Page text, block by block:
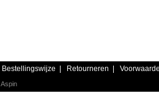
Bestellingswijze Retourneren
Aspin